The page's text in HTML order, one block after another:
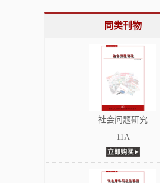
同类刊物
社会问题研究
11A